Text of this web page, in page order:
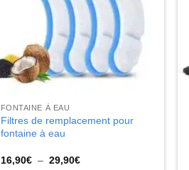
FONTAINE À EAU
Filtres de remplacement pour
fontaine à eau
16,90€ – 29,90€Plage